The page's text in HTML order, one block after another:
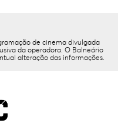
de cinema divulgada
da operadora. O Balneário
alteração das informações.